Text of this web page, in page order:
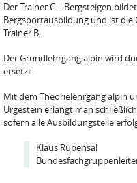
Der Trainer C – Bergsteigen
Bergsportausbildung und ist die
Trainer B.
Der Grundlehrgang alpin wird
ersetzt.
Mit dem Theorielehrgang alpin
Urgestein erlangt man
sofern alle Ausbildungsteile
Klaus Rübensal